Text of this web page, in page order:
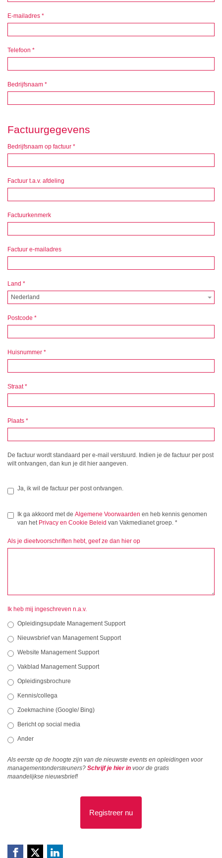
E-mailadres *
Telefoon *
Bedrijfsnaam *
Factuurgegevens
Bedrijfsnaam op factuur *
Factuur t.a.v. afdeling
Factuurkenmerk
Factuur e-mailadres
Land *
Nederland
Postcode *
Huisnummer *
Straat*
Plaats *
De factuur wordt standaard per e-mail verstuurd. Indien je de factuur per post
wilt ontvangen, dan kun je dit hier aangeven.
Ja, ik wil de factuur per post ontvangen.
Ik ga akkoord met de Algemene Voorwaarden en heb kennis genomen
van het Privacy en Cookie Beleid van Vakmedianet groep. *
Als je dieetvoorschriften hebt, geef ze dan hier op
Ik heb mij ingeschreven n.a.v.
Opleidingsupdate Management Support
Nieuwsbrief van Management Support
Website Management Support
Vakblad Management Support
Opleidingsbrochure
Kennis/collega
Zoekmachine (Google/ Bing)
Bericht op social media
Ander
Als eerste op de hoogte zijn van de nieuwste events en opleidingen voor
managementondersteuners? Schrijf je hier in voor de gratis
maandelijkse nieuwsbrief!
Registreer nu